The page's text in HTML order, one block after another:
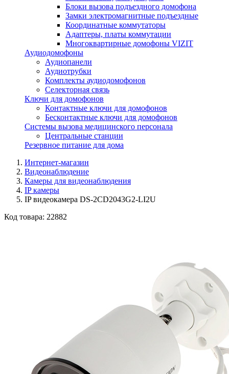
Блоки вызова подъездного домофона
Замки электромагнитные подъездные
Координатные коммутаторы
Адаптеры, платы коммутации
Многоквартирные домофоны VIZIT
Аудиодомофоны
Аудиопанели
Аудиотрубки
Комплекты аудиодомофонов
Селекторная связь
Ключи для домофонов
Контактные ключи для домофонов
Бесконтактные ключи для домофонов
Системы вызова медицинского персонала
Центральные станции
Резервное питание для дома
Интернет-магазин
Видеонаблюдение
Камеры для видеонаблюдения
IP камеры
IP видеокамера DS-2CD2043G2-LI2U
Код товара: 22882